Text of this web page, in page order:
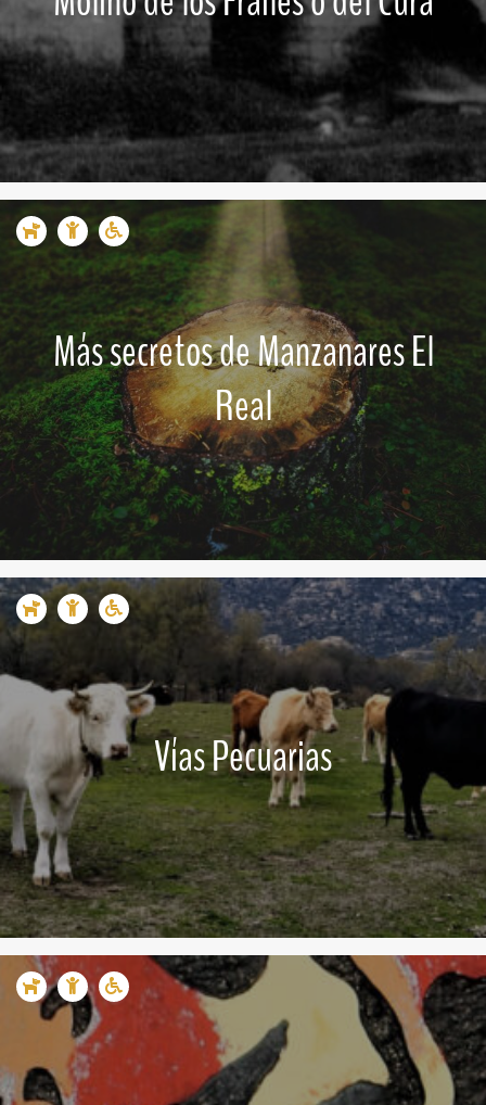
Más secretos de Manzanares El
Real
Vías Pecuarias